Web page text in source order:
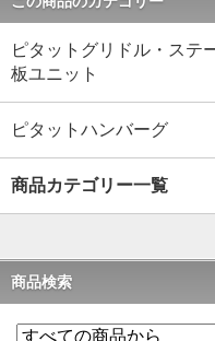
ピタットグリドル・ステ
板ユニット
ピタットハンバーグ
商品カテゴリー一覧
商品検索